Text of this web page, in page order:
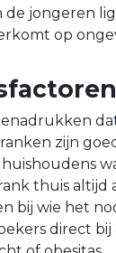
de jongeren
op
zijn
thuis altijd
bij wie het
direct bij